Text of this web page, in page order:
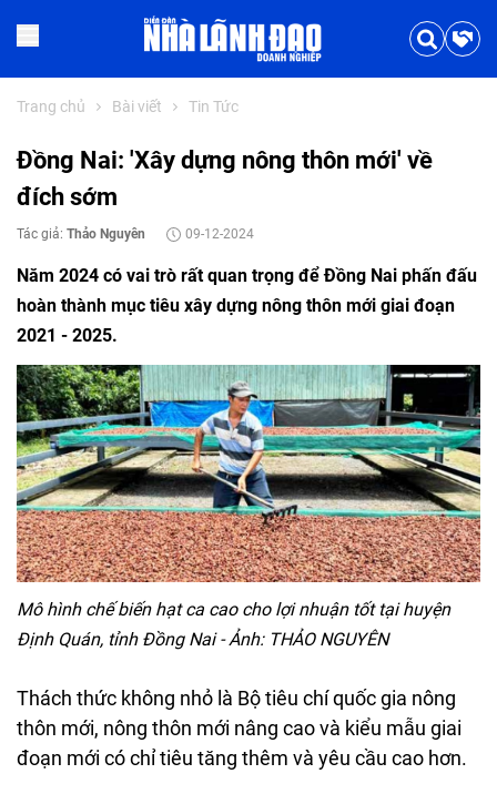
Trang chủ Bài viết Tin Tức
Đồng Nai: 'Xây dựng nông thôn mới' về
đích sớm
Tác giả: Thảo Nguyên 09-12-2024
Năm 2024 có vai trò rất quan trọng để Đồng Nai phấn đấu
hoàn thành mục tiêu xây dựng nông thôn mới giai đoạn
2021 - 2025.
Mô hình chế biến hạt ca cao cho lợi nhuận tốt tại huyện
Định Quán, tỉnh Đồng Nai - Ảnh: THẢO NGUYÊN
Thách thức không nhỏ là Bộ tiêu chí quốc gia nông
thôn mới, nông thôn mới nâng cao và kiểu mẫu giai
đoạn mới có chỉ tiêu tăng thêm và yêu cầu cao hơn.